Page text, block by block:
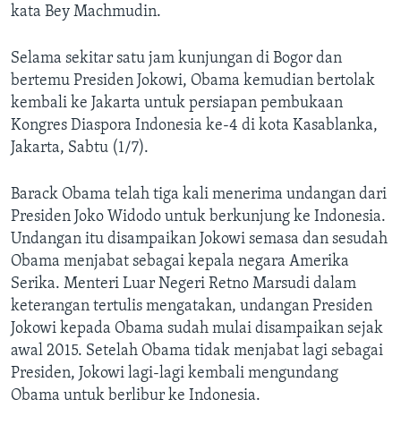
kata Bey Machmudin.
Selama sekitar satu jam kunjungan di Bogor dan
bertemu Presiden Jokowi, Obama kemudian bertolak
kembali ke Jakarta untuk persiapan pembukaan
Kongres Diaspora Indonesia ke-4 di kota Kasablanka,
Jakarta, Sabtu (1/7).
Barack Obama telah tiga kali menerima undangan dari
Presiden Joko Widodo untuk berkunjung ke Indonesia.
Undangan itu disampaikan Jokowi semasa dan sesudah
Obama menjabat sebagai kepala negara Amerika
Serika. Menteri Luar Negeri Retno Marsudi dalam
keterangan tertulis mengatakan, undangan Presiden
Jokowi kepada Obama sudah mulai disampaikan sejak
awal 2015. Setelah Obama tidak menjabat lagi sebagai
Presiden, Jokowi lagi-lagi kembali mengundang
Obama untuk berlibur ke Indonesia.